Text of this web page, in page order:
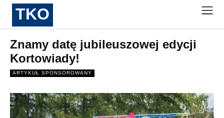
TKO
Znamy datę jubileuszowej edycji
Kortowiady!
ARTYKUŁ SPONSOROWANY